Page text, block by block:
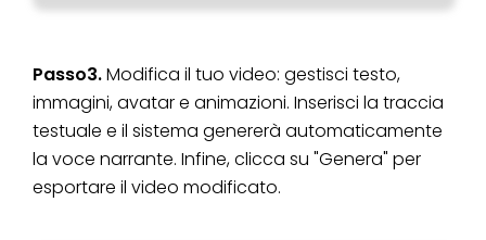
Passo3.Modifica il tuo video: gestisci testo,
immagini, avatar e animazioni. Inserisci la traccia
testuale e il sistema genererà automaticamente
la voce narrante. Infine, clicca su "Genera" per
esportare il video modificato.